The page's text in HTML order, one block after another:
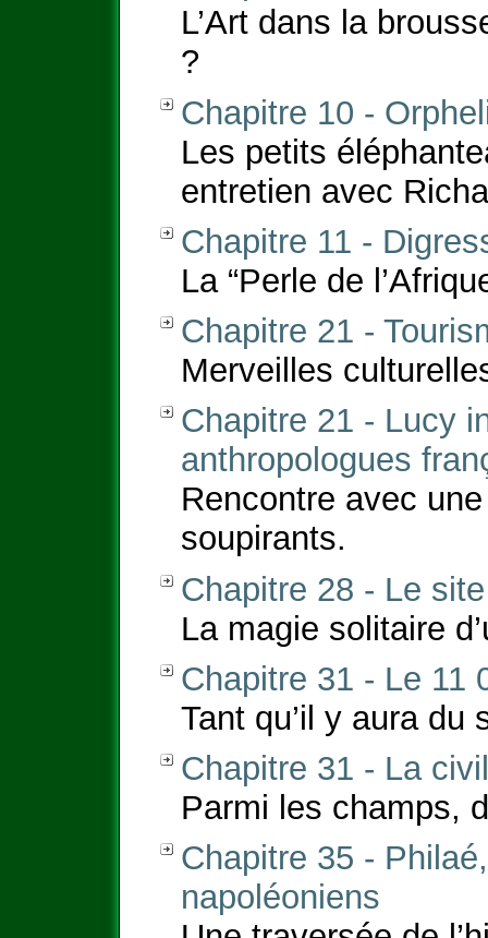
L’Art dans la
?
Chapitre 10 -
Les petits
entretien avec
Chapitre 11 -
La “Perle de
Chapitre 21 -
Merveilles
Chapitre 21 - Lucy
anthropologues
Rencontre avec
soupirants.
Chapitre 28 - Le
La magie solitaire
Chapitre 31 - Le 11
Tant qu’il y aura du
Chapitre 31 - La
Parmi les champs,
Chapitre 35 -
napoléoniens